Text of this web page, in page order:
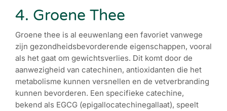
4. Groene Thee
Groene thee is al eeuwenlang een favoriet vanwege
zijn gezondheidsbevorderende eigenschappen, vooral
als het gaat om gewichtsverlies. Dit komt door de
aanwezigheid van catechinen, antioxidanten die het
metabolisme kunnen versnellen en de vetverbranding
kunnen bevorderen. Een specifieke catechine,
bekend als EGCG (epigallocatechinegallaat), speelt